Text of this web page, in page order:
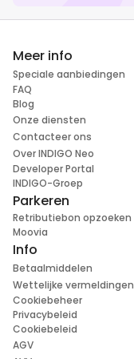
Meer info
Speciale aanbiedingen
FAQ
Blog
Onze diensten
Contacteer ons
Over INDIGO Neo
Developer Portal
INDIGO-Groep
Parkeren
Retributiebon opzoeken
Moovia
Info
Betaalmiddelen
Wettelijke vermeldingen
Cookiebeheer
Privacybeleid
Cookiebeleid
AGV